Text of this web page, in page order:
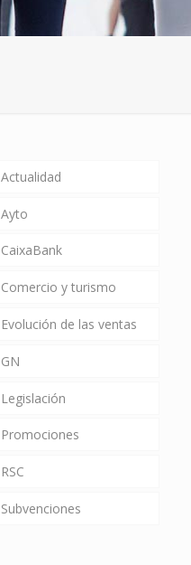
Actualidad
Ayto
CaixaBank
Comercio y turismo
Evolución de las ventas
GN
Legislación
Promociones
RSC
Subvenciones